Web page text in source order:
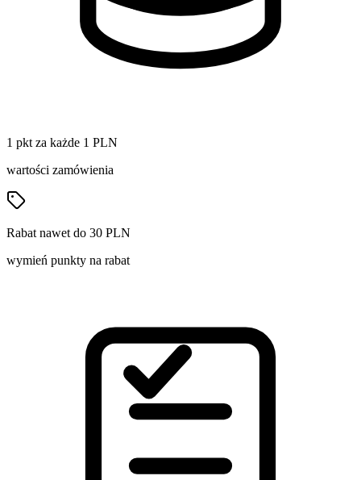
1 pkt za każde 1 PLN
wartości zamówienia
Rabat nawet do 30 PLN
wymień punkty na rabat